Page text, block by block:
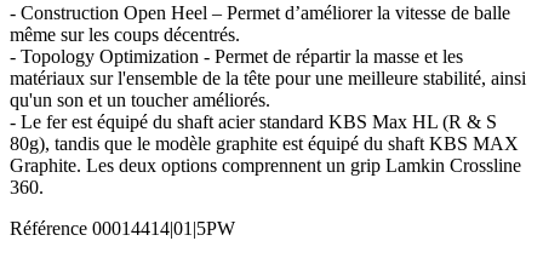
- Construction Open Heel – Permet d’améliorer la vitesse de balle
même sur les coups décentrés.
- Topology Optimization - Permet de répartir la masse et les
matériaux sur l'ensemble de la tête pour une meilleure stabilité, ainsi
qu'un son et un toucher améliorés.
- Le fer est équipé du shaft acier standard KBS Max HL (R & S
80g), tandis que le modèle graphite est équipé du shaft KBS MAX
Graphite. Les deux options comprennent un grip Lamkin Crossline
360.
Référence 00014414|01|5PW